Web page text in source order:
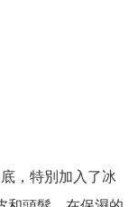
，特別加入了冰